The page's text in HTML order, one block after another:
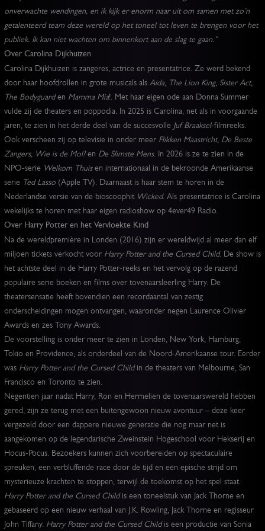
onverwachte wendingen, en ik kijk er enorm naar uit om samen met zo’n
getalenteerd team deze wereld op het toneel tot leven te brengen voor het
publiek. Ik kan niet wachten om binnenkort aan de slag te gaan.”
Over Carolina Dijkhuizen
Carolina Dijkhuizen is zangeres, actrice en presentatrice. Ze werd bekend
door haar hoofdrollen in grote musicals als Aida The Lion King, Sister Act,
The Bodyguarden Mamma Mia!. Met haar eigen ode aan Donna Summer
vulde zij de theaters en poppodia. In 2025 is Carolina, net als in voorgaande
jaren, te zien in het derde deel van de succesvolle Juf Braaksel-filmreeks.
Ook verscheen zij op televisie in onder meer Flikken Maastricht, De Beste
Zangers, Wie is de Mol?en De Slimste Mens. In 2026 is ze te zien in de
NPO-serie Welkom Thuisen internationaal in de bekroonde Amerikaanse
serie Ted Lasso (Apple TV). Daarnaast is haar stem te horen in de
Nederlandse versie van de bioscoophit Wicked. Als presentatrice is Carolina
wekelijks te horen met haar eigen radioshow op 4ever49 Radio.
Over Harry Potter en het Vervloekte Kind
Na de wereldpremière in Londen (2016) zijn er wereldwijd al meer dan elf
miljoen tickets verkocht voor Harry Potter and the Cursed Child. De show is
het achtste deel in de Harry Potter-reeks en het vervolg op de razend
populaire serie boeken en films over tovenaarsleerling Harry. De
theatersensatie heeft bovendien een recordaantal van zestig
onderscheidingen mogen ontvangen, waaronder negen Laurence Olivier
Awards en zes Tony Awards.
De voorstelling is onder meer te zien in Londen, New York, Hamburg,
Tokio en Providence, als onderdeel van de Noord-Amerikaanse tour. Eerder
was Harry Potter and the Cursed Childin de theaters van Melbourne, San
Francisco en Toronto te zien.
Negentien jaar nadat Harry, Ron en Hermelien de tovenaarswereld hebben
gered, zijn ze terug met een buitengewoon nieuw avontuur – deze keer
vergezeld door een dappere nieuwe generatie die nog maar net is
aangekomen op de legendarische Zweinstein Hogeschool voor Hekserij en
Hocus-Pocus. Bezoekers kunnen zich voorbereiden op spectaculaire
spreuken, een verbluffende race door de tijd en een epische strijd om
mysterieuze krachten te stoppen, terwijl de toekomst op het spel staat.
Harry Potter and the Cursed Childis een toneelstuk van Jack Thorne en
gebaseerd op een nieuw verhaal van J.K. Rowling, Jack Thorne en regisseur
John Tiffany. Harry Potter and the Cursed Childis een productie van Sonia